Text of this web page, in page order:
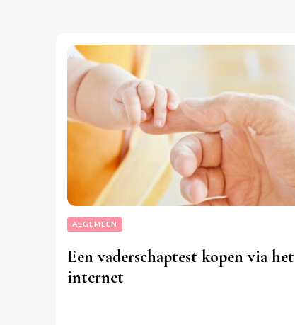
ALGEMEEN
Een vaderschaptest kopen via het
internet